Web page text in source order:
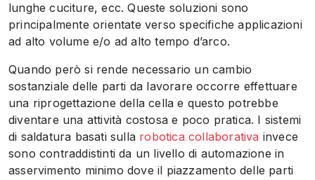
lunghe cuciture, ecc. Queste soluzioni sono
principalmente orientate verso specifiche applicazioni
ad alto volume e/o ad alto tempo d’arco.
Quando però si rende necessario un cambio
sostanziale delle parti da lavorare occorre effettuare
una riprogettazione della cella e questo potrebbe
diventare una attività costosa e poco pratica. I sistemi
di saldatura basati sulla robotica collaborativa invece
sono contraddistinti da un livello di automazione in
asservimento minimo dove il piazzamento delle parti